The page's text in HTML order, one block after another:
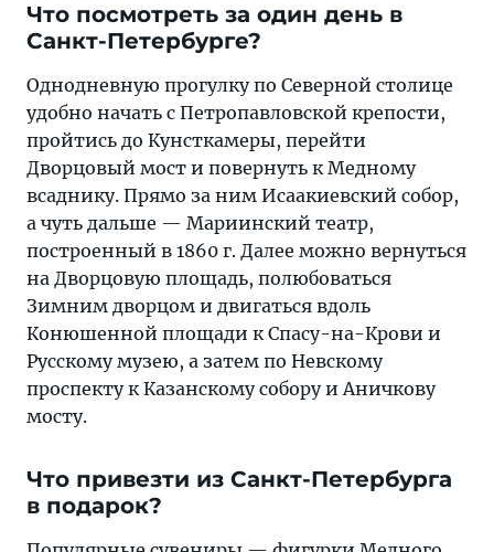
Что посмотреть за один день в
Санкт-Петербурге?
Однодневную прогулку по Северной столице
удобно начать с Петропавловской крепости,
пройтись до Кунсткамеры, перейти
Дворцовый мост и повернуть к Медному
всаднику. Прямо за ним Исаакиевский собор,
а чуть дальше — Мариинский театр,
построенный в 1860 г. Далее можно вернуться
на Дворцовую площадь, полюбоваться
Зимним дворцом и двигаться вдоль
Конюшенной площади к Спасу-на-Крови и
Русскому музею, а затем по Невскому
проспекту к Казанскому собору и Аничкову
мосту.
Что привезти из Санкт-Петербурга
в подарок?